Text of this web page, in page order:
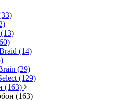
(14)
(29)
(129)
(163)
(163)